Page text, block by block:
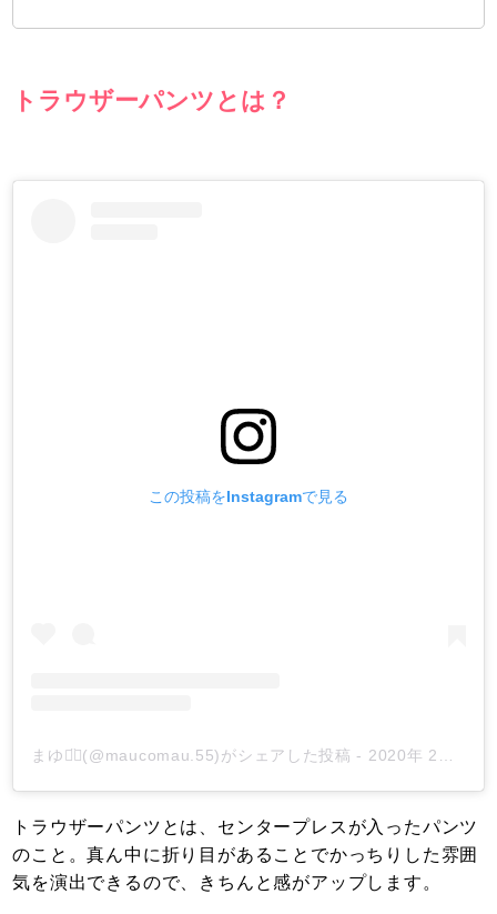
トラウザーパンツとは？
この投稿をInstagramで見る
まゆ◡̈⃝(@maucomau.55)がシェアした投稿 - 2020年 2月月17日午前5時04分PST
トラウザーパンツとは、センタープレスが入ったパンツ
のこと。真ん中に折り目があることでかっちりした雰囲
気を演出できるので、きちんと感がアップします。